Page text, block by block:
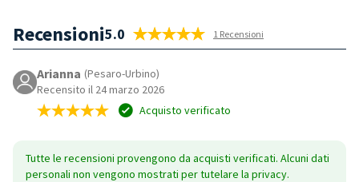
Recensioni5.0 1 Recensioni
Arianna (Pesaro-Urbino)
Recensito il 24 marzo 2026
Acquisto verificato
Tutte le recensioni provengono da acquisti verificati. Alcuni dati
personali non vengono mostrati per tutelare la privacy.